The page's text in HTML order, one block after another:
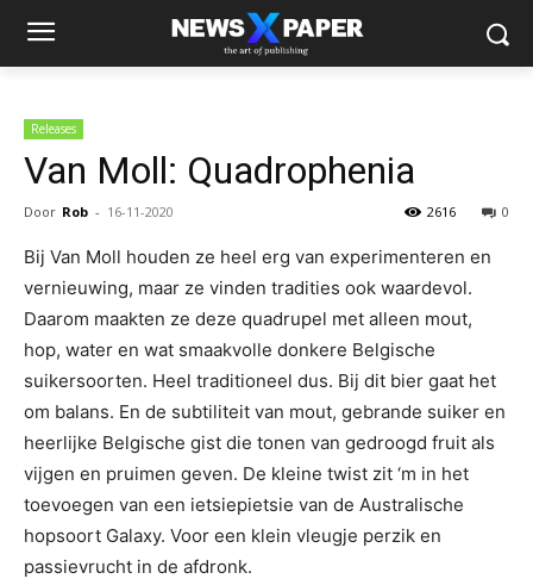
Releases
Van Moll: Quadrophenia
Door Rob - 16-11-2020 0
2616
Bij Van Moll houden ze heel erg van experimenteren en
vernieuwing, maar ze vinden tradities ook waardevol.
Daarom maakten ze deze quadrupel met alleen mout,
hop, water en wat smaakvolle donkere Belgische
suikersoorten. Heel traditioneel dus. Bij dit bier gaat het
om balans. En de subtiliteit van mout, gebrande suiker en
heerlijke Belgische gist die tonen van gedroogd fruit als
vijgen en pruimen geven. De kleine twist zit ‘m in het
toevoegen van een ietsiepietsie van de Australische
hopsoort Galaxy. Voor een klein vleugje perzik en
passievrucht in de afdronk.